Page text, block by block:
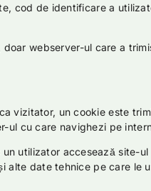
cod de identificare a
webserver-ul care a
vizitator, un cookie este
ul cu care navighezi pe
utilizator accesează site-
alte date tehnice pe care le